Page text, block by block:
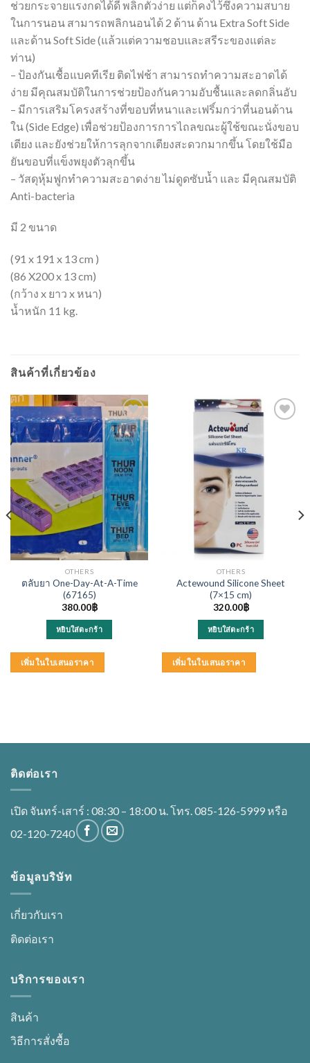
ช่วยกระจายแรงกดได้ดี พลิกตัวง่าย แต่ก็คงไว้ซึ่งความสบาย
ในการนอน สามารถพลิกนอนได้ 2 ด้าน ด้าน Extra Soft Side
และด้าน Soft Side (แล้วแต่ความชอบและสรีระของแต่ละ
ท่าน)
– ป้องกันเชื้อแบคทีเรีย ติดไฟช้า สามารถทำความสะอาดได้
ง่าย มีคุณสมบัติในการช่วยป้องกันความอับชื้นและลดกลิ่นอับ
– มีการเสริมโครงสร้างที่ขอบที่หนาและเฟริ์มกว่าที่นอนด้าน
ใน (Side Edge) เพื่อช่วยป้องการการไถลขณะผู้ใช้ขณะนั่งขอบ
เตียง และยังช่วยให้การลุกจากเตียงสะดวกมากขึ้น โดยใช้มือ
ยันขอบที่แข็งพยุงตัวลุกขึ้น
– วัสดุหุ้มฟูกทำความสะอาดง่าย ไม่ดูดซับน้ำ และ มีคุณสมบัติ
Anti-bacteria
มี 2 ขนาด
(91 x 191 x 13 cm )
(86 X200 x 13 cm)
(กว้าง x ยาว x หนา)
น้ำหนัก 11 kg.
สินค้าที่เกี่ยวข้อง
OTHERS
ตลับยา One-Day-At-A-Time
(67165)
380.00฿
หยิบใส่ตะกร้า
เพิ่มในใบเสนอราคา
OTHERS
Actewound Silicone Sheet
(7×15 cm)
320.00฿
หยิบใส่ตะกร้า
เพิ่มในใบเสนอราคา
ติดต่อเรา
เปิด จันทร์-เสาร์ : 08:30 – 18:00 น. โทร. 085-126-5999 หรือ
02-120-7240
ข้อมูลบริษัท
เกี่ยวกับเรา
ติดต่อเรา
บริการของเรา
สินค้า
วิธีการสั่งซื้อ